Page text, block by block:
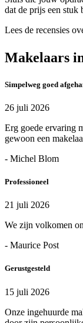
dat de prijs een
Lees de recensies
Makelaars
Simpelweg goed
26 juli 2026
Erg goede ervaring
gewoon een
- Michel Blom
Professioneel
21 juli 2026
We zijn volkomen
- Maurice Post
Gerustgesteld
15 juli 2026
Onze ingehuurde